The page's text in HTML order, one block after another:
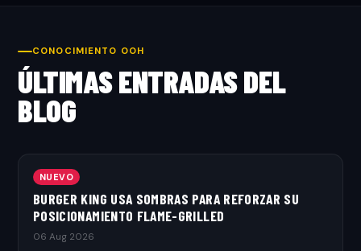
CONOCIMIENTO OOH
ÚLTIMAS ENTRADAS DEL
BLOG
NUEVO
BURGER KING USA SOMBRAS PARA REFORZAR SU
POSICIONAMIENTO FLAME-GRILLED
06 Aug 2026